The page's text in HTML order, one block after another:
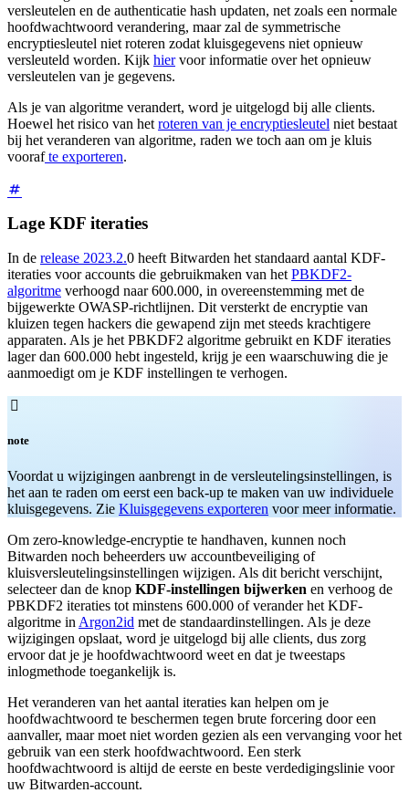
versleutelen en de authenticatie hash updaten, net zoals een normale
hoofdwachtwoord verandering, maar zal de symmetrische
encryptiesleutel niet roteren zodat kluisgegevens niet opnieuw
versleuteld worden. Kijk hiervoor informatie over het opnieuw
versleutelen van je gegevens.
Als je van algoritme verandert, word je uitgelogd bij alle clients.
Hoewel het risico van het roteren van je encryptiesleutel niet bestaat
bij het veranderen van algoritme, raden we toch aan om je kluis
voorafte exporteren.
Lage KDF iteraties
In de release 2023.2.0 heeft Bitwarden het standaard aantal KDF-
iteraties voor accounts die gebruikmaken van het PBKDF2-
algoritme verhoogd naar 600.000, in overeenstemming met de
bijgewerkte OWASP-richtlijnen. Dit versterkt de encryptie van
kluizen tegen hackers die gewapend zijn met steeds krachtigere
apparaten. Als je het PBKDF2 algoritme gebruikt en KDF iteraties
lager dan 600.000 hebt ingesteld, krijg je een waarschuwing die je
aanmoedigt om je KDF instellingen te verhogen.

note
Voordat u wijzigingen aanbrengt in de versleutelingsinstellingen, is
het aan te raden om eerst een back-up te maken van uw individuele
kluisgegevens. Zie Kluisgegevens exporteren voor meer informatie.
Om zero-knowledge-encryptie te handhaven, kunnen noch
Bitwarden noch beheerders uw accountbeveiliging of
kluisversleutelingsinstellingen wijzigen. Als dit bericht verschijnt,
selecteer dan de knop KDF-instellingen bijwerken en verhoog de
PBKDF2 iteraties tot minstens 600.000 of verander het KDF-
algoritme in Argon2id met de standaardinstellingen. Als je deze
wijzigingen opslaat, word je uitgelogd bij alle clients, dus zorg
ervoor dat je je hoofdwachtwoord weet en dat je tweestaps
inlogmethode toegankelijk is.
Het veranderen van het aantal iteraties kan helpen om je
hoofdwachtwoord te beschermen tegen brute forcering door een
aanvaller, maar moet niet worden gezien als een vervanging voor het
gebruik van een sterk hoofdwachtwoord. Een sterk
hoofdwachtwoord is altijd de eerste en beste verdedigingslinie voor
uw Bitwarden-account.